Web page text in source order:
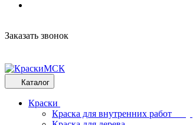
Заказать звонок
Каталог
Краски
Краска для внутренних работ